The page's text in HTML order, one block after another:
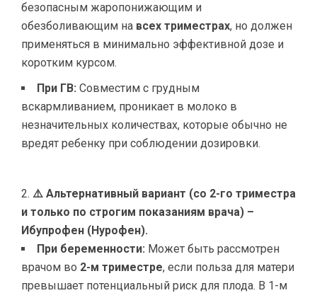
безопасным жаропонижающим и
обезболивающим на всех триместрах, но должен
применяться в минимально эффективной дозе и
коротким курсом.
При ГВ: Совместим с грудным
вскармливанием, проникает в молоко в
незначительных количествах, которые обычно не
вредят ребенку при соблюдении дозировки.
⚠️ Альтернативный вариант (со 2-го триместра
и только по строгим показаниям врача) –
Ибупрофен (Нурофен).
При беременности: Может быть рассмотрен
врачом во 2-м триместре, если польза для матери
превышает потенциальный риск для плода. В 1-м